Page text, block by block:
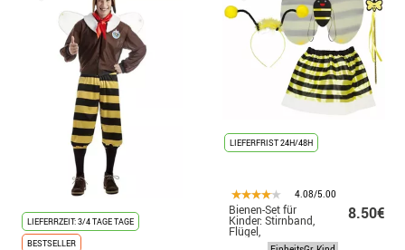
LIEFERRZEIT: 3/4 TAGE TAGE
BESTSELLER
LIEFERFRIST 24H/48H
4.08/5.00
Bienen-Set für
Kinder: Stirnband,
Flügel,
Zauberstab und
8.50€